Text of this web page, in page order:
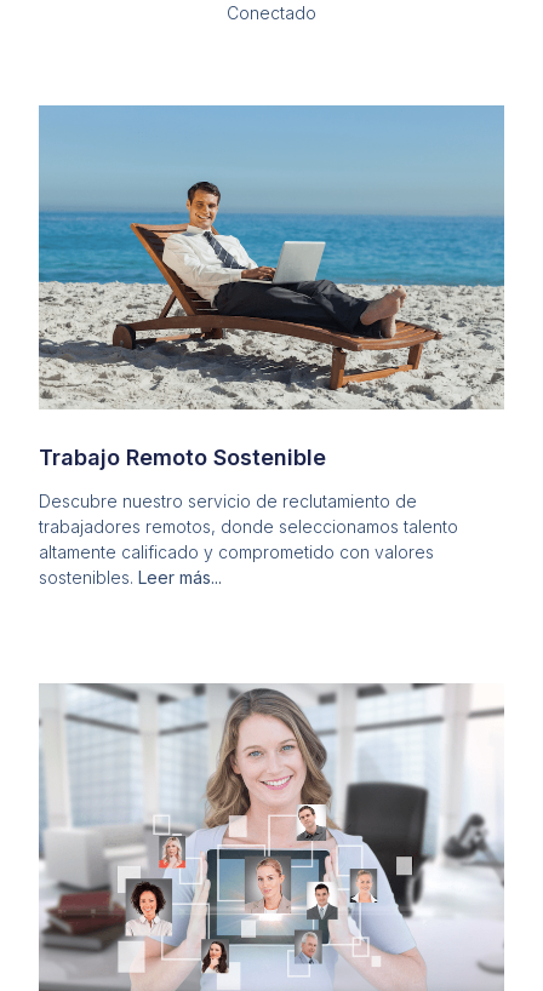
Conectado
Trabajo Remoto Sostenible
Descubre nuestro servicio de reclutamiento de
trabajadores remotos, donde seleccionamos talento
altamente calificado y comprometido con valores
sostenibles.Leer más...